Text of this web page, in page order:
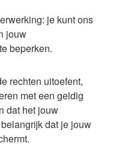
je kunt ons
jouw
beperken.
rechten uitoefent,
met een geldig
dat het jouw
dat je jouw